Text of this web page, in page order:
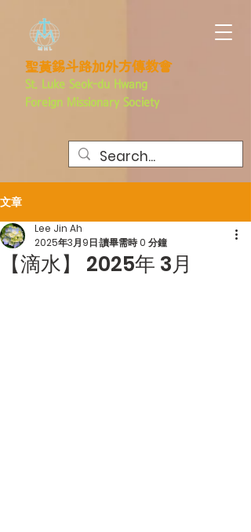
聖黃錫斗路加外方傳教會
St. Luke Seok-du Hwang
Foreign Missionary Society
文章
【滴水】 2025年 3月
Lee Jin Ah
2025年3月9日讀畢需時 0 分鐘